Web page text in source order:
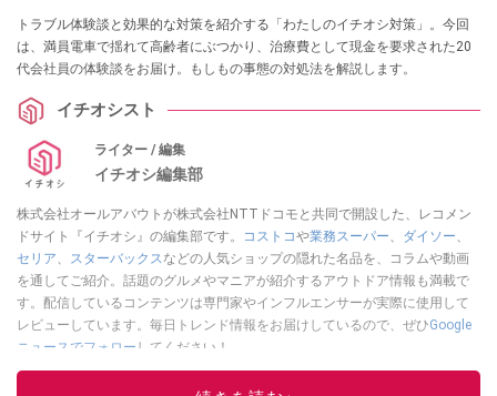
トラブル体験談と効果的な対策を紹介する「わたしのイチオシ対策」。今回
は、満員電車で揺れて高齢者にぶつかり、治療費として現金を要求された20
代会社員の体験談をお届け。もしもの事態の対処法を解説します。
イチオシスト
ライター / 編集
イチオシ編集部
株式会社オールアバウトが株式会社NTTドコモと共同で開設した、レコメン
ドサイト『イチオシ』の編集部です。
コストコや業務スーパー ダイソー
セリア
スターバックス などの人気ショップの隠れた名品を、コラムや動画
を通してご紹介。話題のグルメやマニアが紹介するアウトドア情報も満載で
す。配信しているコンテンツは専門家やインフルエンサーが実際に使用して
レビューしています。毎日トレンド情報をお届けしているので、ぜひGoogle
ニュースでフォロー してください！